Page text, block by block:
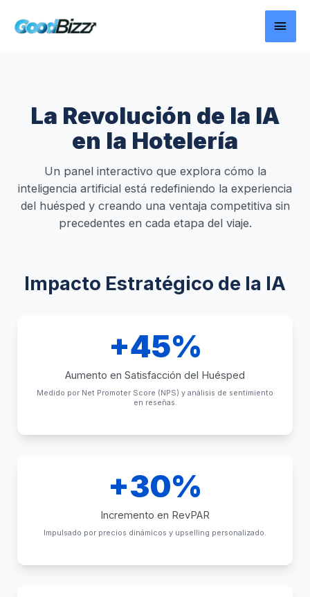
contenido
La Revolución de la IA
en la Hotelería
Un panel interactivo que explora cómo la
inteligencia artificial está redefiniendo la experiencia
del huésped y creando una ventaja competitiva sin
precedentes en cada etapa del viaje.
Impacto Estratégico de la IA
+45%
Aumento en Satisfacción del Huésped
Medido por Net Promoter Score (NPS) y análisis de sentimiento
en reseñas.
+30%
Incremento en RevPAR
Impulsado por precios dinámicos y upselling personalizado.